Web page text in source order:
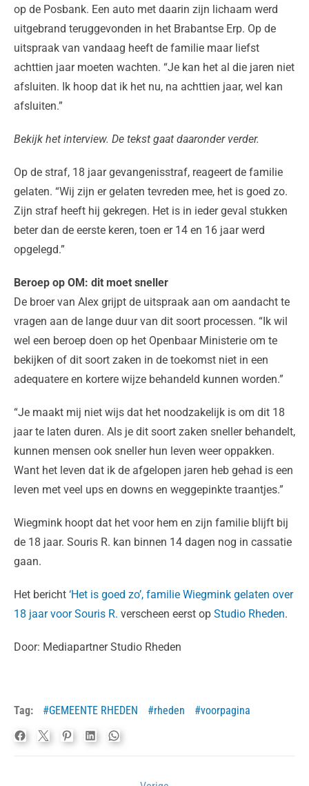
op de Posbank. Een auto met daarin zijn lichaam werd
uitgebrand teruggevonden in het Brabantse Erp. Op de
uitspraak van vandaag heeft de familie maar liefst
achttien jaar moeten wachten. “Je kan het al die jaren niet
afsluiten. Ik hoop dat ik het nu, na achttien jaar, wel kan
afsluiten.”
Bekijk het interview. De tekst gaat daaronder verder.
Op de straf, 18 jaar gevangenisstraf, reageert de familie
gelaten. “Wij zijn er gelaten tevreden mee, het is goed zo.
Zijn straf heeft hij gekregen. Het is in ieder geval stukken
beter dan de eerste keren, toen er 14 en 16 jaar werd
opgelegd.”
Beroep op OM: dit moet sneller
De broer van Alex grijpt de uitspraak aan om aandacht te
vragen aan de lange duur van dit soort processen. “Ik wil
wel een beroep doen op het Openbaar Ministerie om te
bekijken of dit soort zaken in de toekomst niet in een
adequatere en kortere wijze behandeld kunnen worden.”
“Je maakt mij niet wijs dat het noodzakelijk is om dit 18
jaar te laten duren. Als je dit soort zaken sneller behandelt,
kunnen mensen ook sneller hun leven weer oppakken.
Want het leven dat ik de afgelopen jaren heb gehad is een
leven met veel ups en downs en weggepinkte traantjes.”
Wiegmink hoopt dat het voor hem en zijn familie blijft bij
de 18 jaar. Souris R. kan binnen 14 dagen nog in cassatie
gaan.
Het bericht ‘Het is goed zo’, familie Wiegmink gelaten over
18 jaar voor Souris R. verscheen eerst op Studio Rheden.
Door: Mediapartner Studio Rheden
Tag: GEMEENTE RHEDEN rheden voorpagina